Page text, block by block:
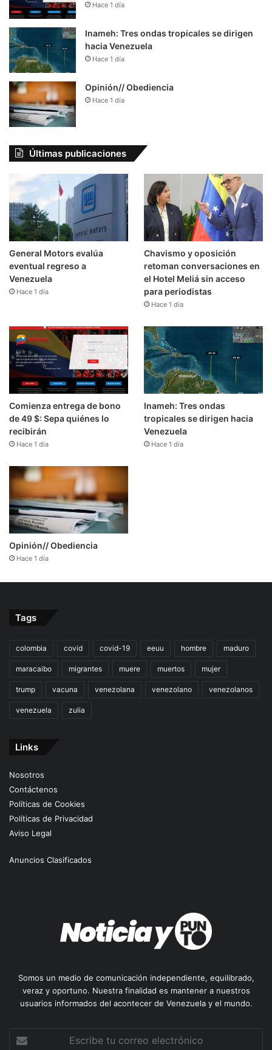
Hace 1 día
Inameh: Tres ondas tropicales se dirigen
hacia Venezuela
Hace 1 día
Opinión// Obediencia
Hace 1 día
Últimas publicaciones
General Motors evalúa
eventual regreso a
Venezuela
Hace 1 día
Chavismo y oposición
retoman conversaciones en
el Hotel Meliá sin acceso
para periodistas
Hace 1 día
Comienza entrega de bono
de 49 $: Sepa quiénes lo
recibirán
Hace 1 día
Inameh: Tres ondas
tropicales se dirigen hacia
Venezuela
Hace 1 día
Opinión// Obediencia
Hace 1 día
Tags
colombia covid covid-19 eeuu hombre maduro
maracaibo migrantes muere muertos mujer
trump vacuna venezolana venezolano venezolanos
venezuela zulia
Links
Nosotros
Contáctenos
Políticas de Cookies
Políticas de Privacidad
Aviso Legal
Anuncios Clasificados
Somos un medio de comunicación independiente, equilibrado,
veraz y oportuno. Nuestra finalidad es mantener a nuestros
usuarios informados del acontecer de Venezuela y el mundo.